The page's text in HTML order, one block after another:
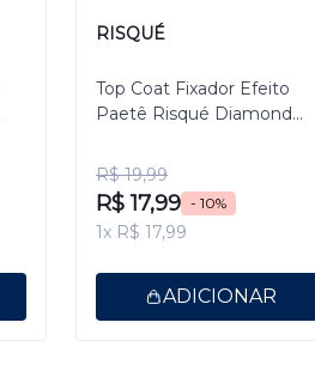
RISQUÉ
Top Coat Fixador Efeito
Paetê Risqué Diamond
R$ 19,99
R$ 17,99 - 10%
1x R$ 17,99
ADICIONAR